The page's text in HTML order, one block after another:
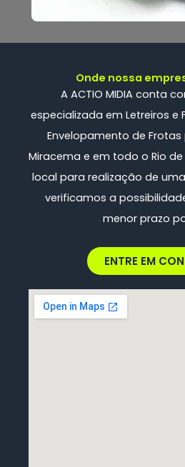
Onde nossa
A ACTIO MIDIA conta
especializada em Letreiros e
Envelopamento de Frotas
Miracema e em todo o Rio
local para realização de
verificamos a
menor prazo
ENTRE EM